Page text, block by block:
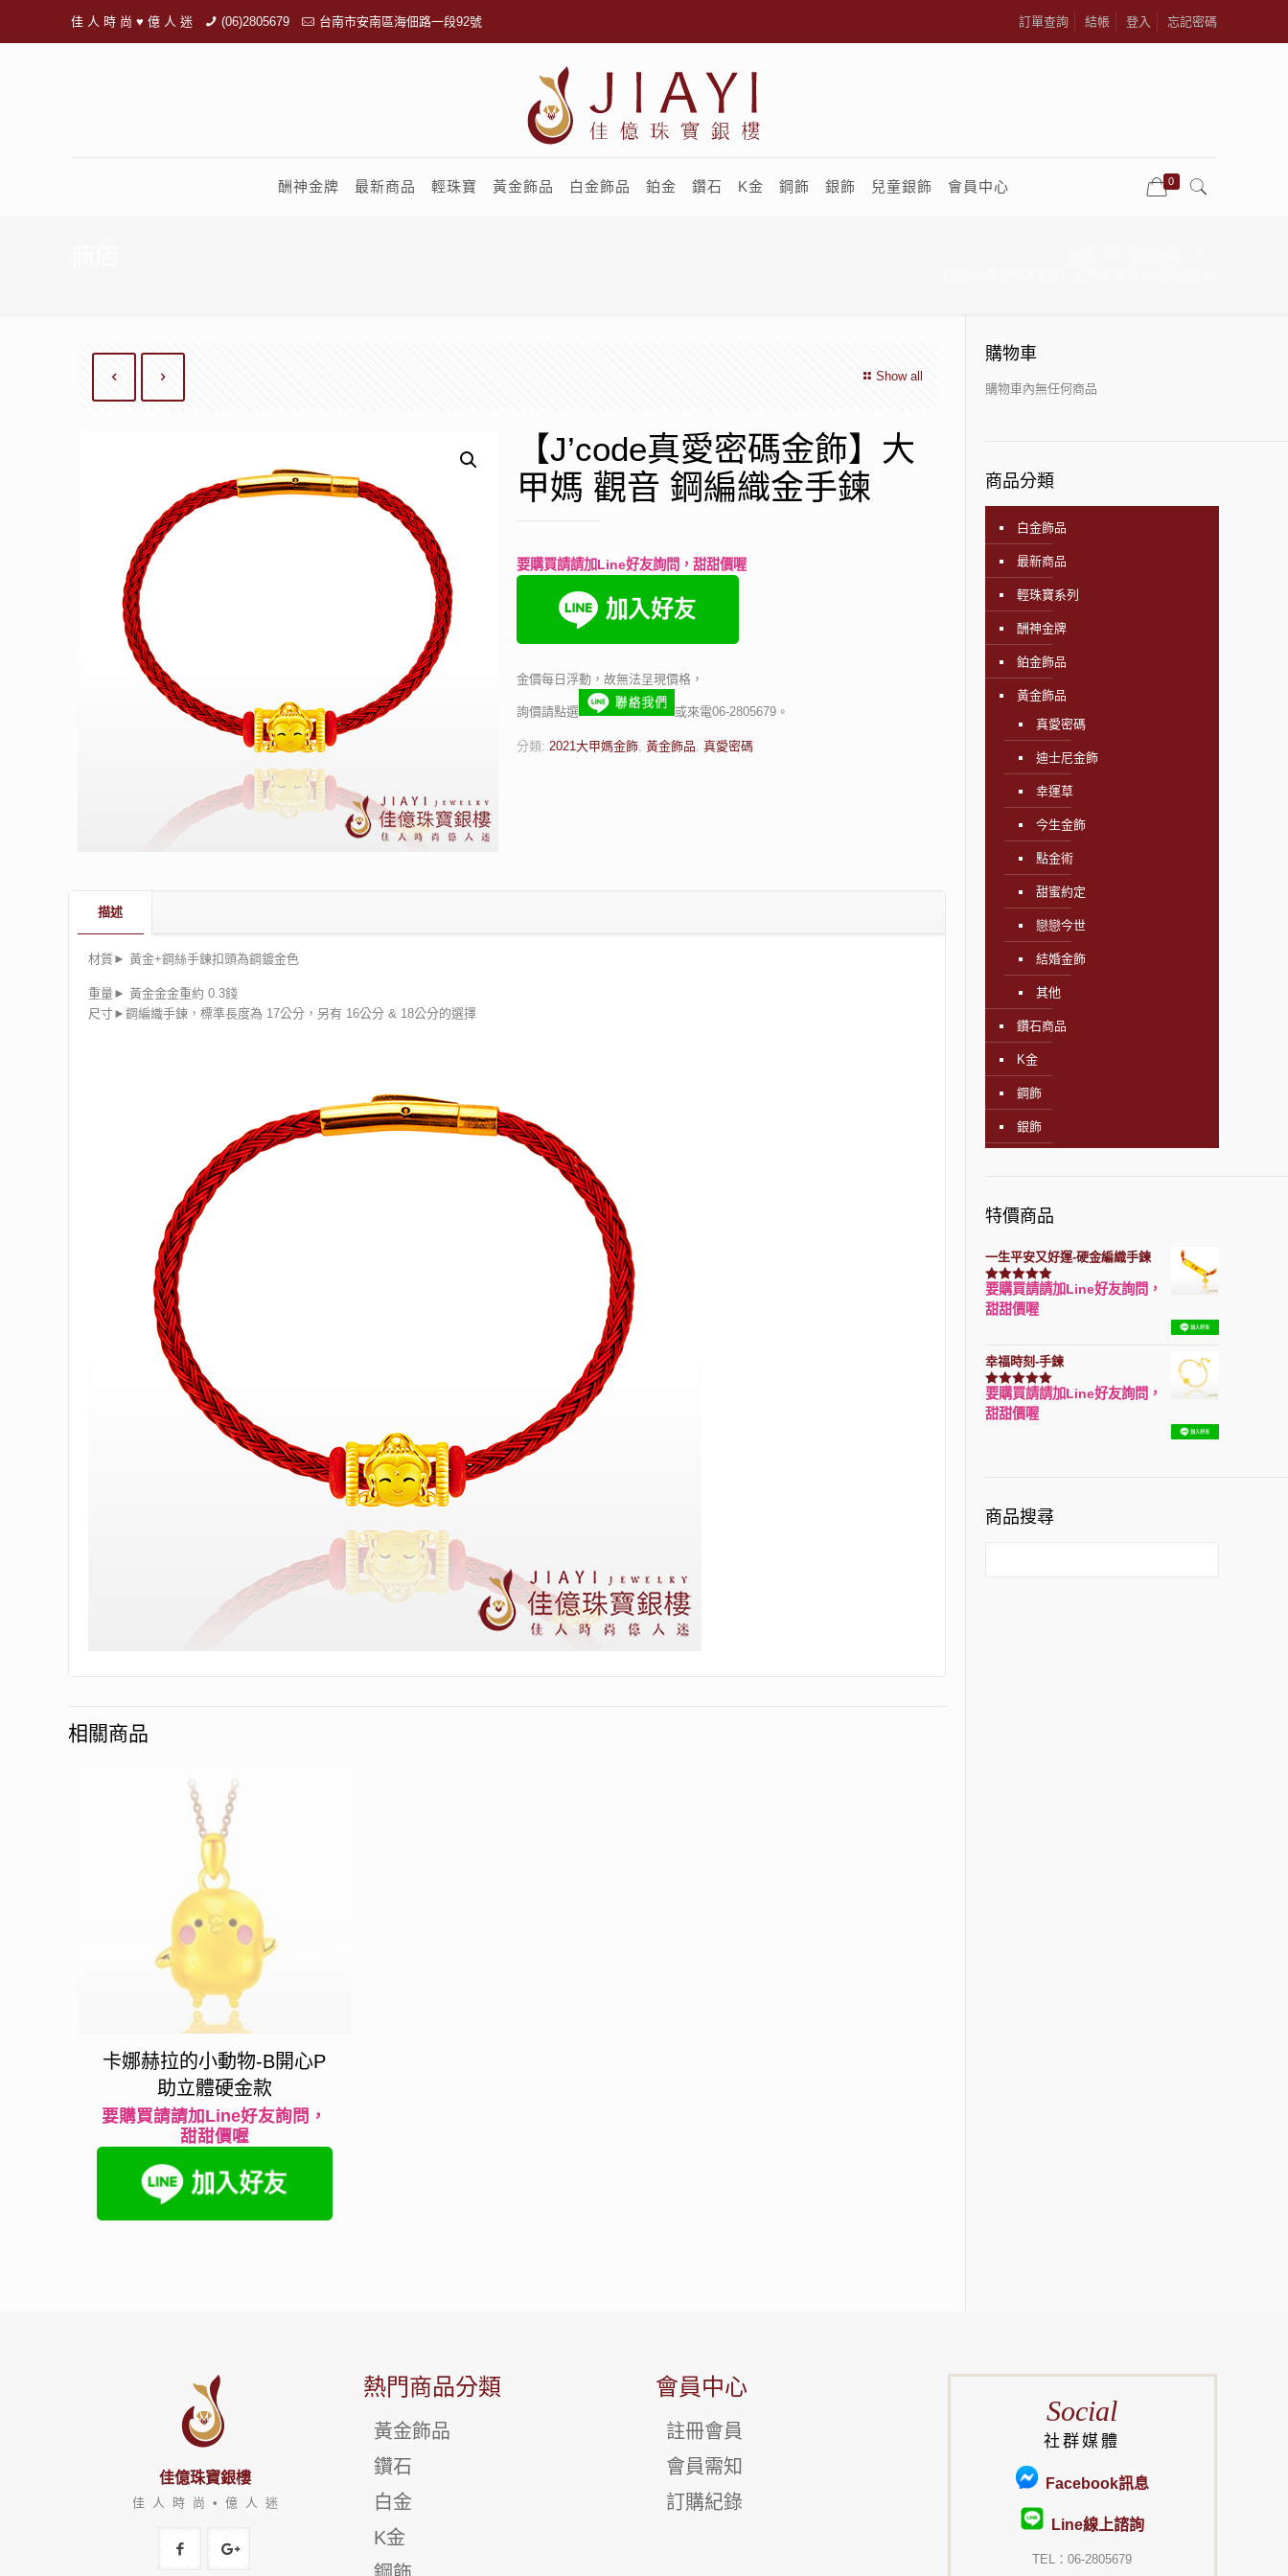
佳 人 時 尚 ♥ 億 人 迷 (06)2805679 台南市安南區海佃路一段92號 訂單查詢 結帳 登入 忘記密碼
酬神金牌 最新商品 輕珠寶 黃金飾品 白金飾品 鉑金 鑽石 K金 鋼飾 銀飾 兒童銀飾 會員中心 0
Show all
【J’code真愛密碼金飾】大
甲媽 觀音 鋼編織金手鍊
要購買請請加Line好友詢問，甜甜價喔
金價每日浮動，故無法呈現價格，
詢價請點選 或來電06-2805679。
分類: 2021大甲媽金飾, 黃金飾品, 真愛密碼
描述
材質► 黃金+鋼絲手鍊扣頭為鋼鍍金色
重量► 黃金金金重約 0.3錢
尺寸►鋼編織手鍊，標準長度為 17公分，另有 16公分 & 18公分的選擇
相關商品
卡娜赫拉的小動物-B開心P
助立體硬金款
要購買請請加Line好友詢問，
甜甜價喔
購物車
購物車內無任何商品
商品分類
白金飾品
最新商品
輕珠寶系列
酬神金牌
鉑金飾品
黃金飾品
真愛密碼
迪士尼金飾
幸運草
今生金飾
點金術
甜蜜約定
戀戀今世
結婚金飾
其他
鑽石商品
K金
鋼飾
銀飾
特價商品
一生平安又好運-硬金編織手鍊
評分7740滿分 5
要購買請請加Line好友詢問，
甜甜價喔
幸福時刻-手鍊
評分3150滿分 5
要購買請請加Line好友詢問，
甜甜價喔
商品搜尋
佳億珠寶銀樓
佳 人 時 尚 • 億 人 迷
熱門商品分類
黃金飾品
鑽石
白金
K金
會員中心
註冊會員
會員需知
訂購紀錄
Social
社群媒體
Facebook訊息
Line線上諮詢
TEL：06-2805679